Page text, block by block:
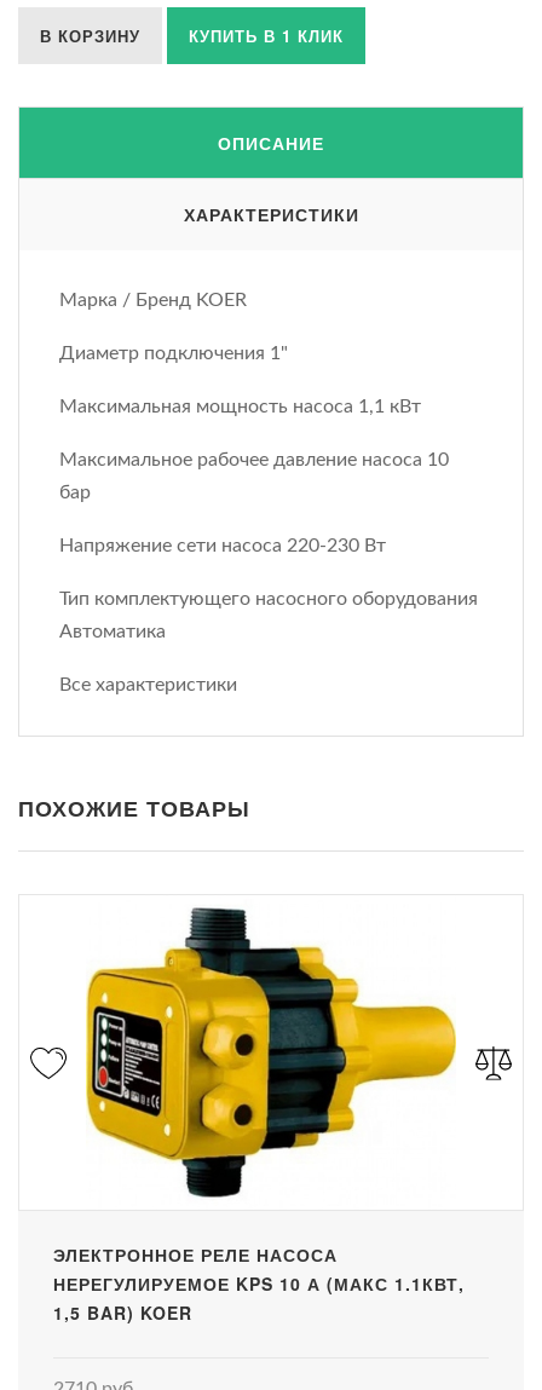
В КОРЗИНУ КУПИТЬ В 1 КЛИК
ОПИСАНИЕ
ХАРАКТЕРИСТИКИ
Марка / Бренд KOER
Диаметр пoдключения 1"
Максимальная мощность насоса 1,1 кВт
Максимальное рабочее давление насоса 10
бар
Напряжение сети насоса 220-230 Вт
Тип комплектующего насосного оборудования
Автоматика
Все характеристики
ПОХОЖИЕ ТОВАРЫ
ЭЛЕКТРОННОЕ РЕЛЕ НАСОСА
НЕРЕГУЛИРУЕМОЕ KPS 10 А (МАКС 1.1КВТ,
1,5 BAR) KOER